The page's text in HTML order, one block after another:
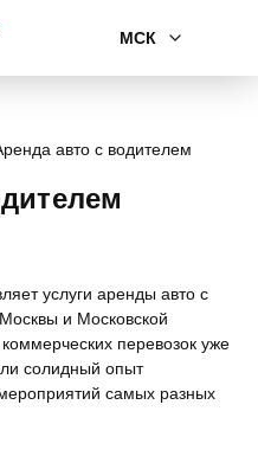
МСК
авто с водителем
услуги аренды авто с
и Московской
перевозок уже
солидный опыт
самых разных